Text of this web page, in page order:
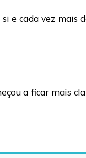
e cada vez mais
a ficar mais